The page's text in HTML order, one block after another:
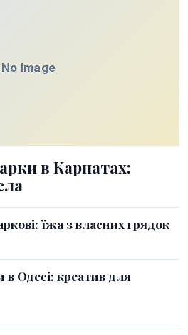
No Image
в Карпатах:
їжа з власних грядок
Одесі: креатив для